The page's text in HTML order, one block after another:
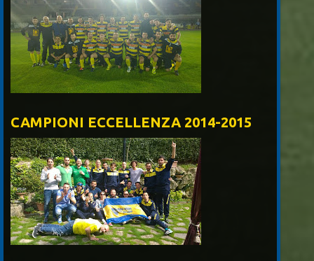
CAMPIONI ECCELLENZA 2014-2015